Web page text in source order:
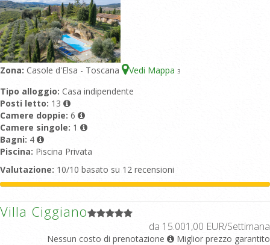
Zona: Casole d'Elsa - Toscana Vedi Mappa 3
Tipo alloggio: Casa indipendente
Posti letto: 13
Camere doppie: 6
Camere singole: 1
Bagni: 4
Piscina: Piscina Privata
Valutazione: 10/10 basato su 12 recensioni
Villa Ciggiano
da 15.001,00 EUR/Settimana
Nessun costo di prenotazione Miglior prezzo garantito